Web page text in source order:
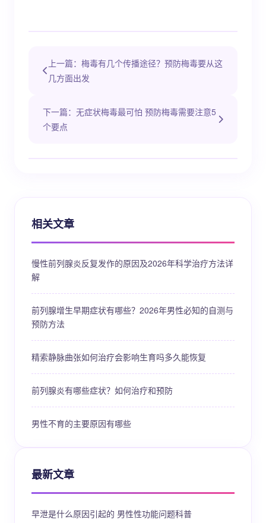
上一篇：梅毒有几个传播途径？预防梅毒要从这
几方面出发
下一篇：无症状梅毒最可怕 预防梅毒需要注意5
个要点
相关文章
慢性前列腺炎反复发作的原因及2026年科学治疗方法详
解
前列腺增生早期症状有哪些？2026年男性必知的自测与
预防方法
精索静脉曲张如何治疗会影响生育吗多久能恢复
前列腺炎有哪些症状？如何治疗和预防
男性不育的主要原因有哪些
最新文章
早泄是什么原因引起的 男性性功能问题科普